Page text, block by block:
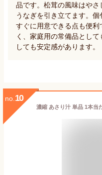
品です。松茸の風味はや
うなぎを引き立てます。
すぐに用意できる点も便
く、家庭用の常備品とし
しても安定感があります。
no. 10